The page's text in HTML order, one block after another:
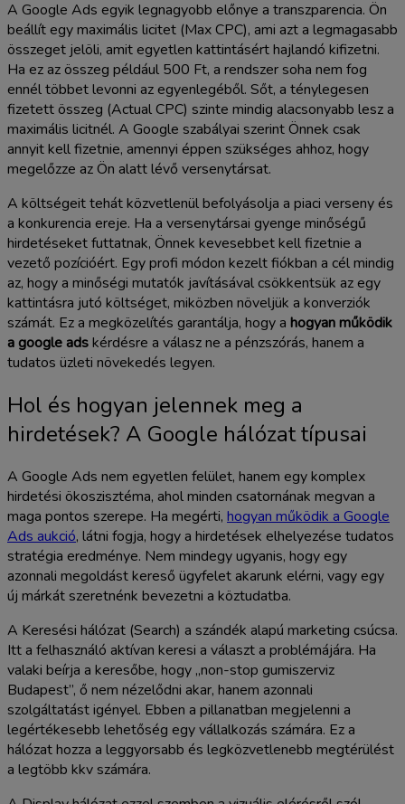
A Google Ads egyik legnagyobb előnye a transzparencia. Ön
beállít egy maximális licitet (Max CPC), ami azt a legmagasabb
összeget jelöli, amit egyetlen kattintásért hajlandó kifizetni.
Ha ez az összeg például 500 Ft, a rendszer soha nem fog
ennél többet levonni az egyenlegéből. Sőt, a ténylegesen
fizetett összeg (Actual CPC) szinte mindig alacsonyabb lesz a
maximális licitnél. A Google szabályai szerint Önnek csak
annyit kell fizetnie, amennyi éppen szükséges ahhoz, hogy
megelőzze az Ön alatt lévő versenytársat.
A költségeit tehát közvetlenül befolyásolja a piaci verseny és
a konkurencia ereje. Ha a versenytársai gyenge minőségű
hirdetéseket futtatnak, Önnek kevesebbet kell fizetnie a
vezető pozícióért. Egy profi módon kezelt fiókban a cél mindig
az, hogy a minőségi mutatók javításával csökkentsük az egy
kattintásra jutó költséget, miközben növeljük a konverziók
számát. Ez a megközelítés garantálja, hogy a hogyan működik
a google adskérdésre a válasz ne a pénzszórás, hanem a
tudatos üzleti növekedés legyen.
Hol és hogyan jelennek meg a
hirdetések? A Google hálózat típusai
A Google Ads nem egyetlen felület, hanem egy komplex
hirdetési ökoszisztéma, ahol minden csatornának megvan a
maga pontos szerepe. Ha megérti, hogyan működik a Google
Ads aukció, látni fogja, hogy a hirdetések elhelyezése tudatos
stratégia eredménye. Nem mindegy ugyanis, hogy egy
azonnali megoldást kereső ügyfelet akarunk elérni, vagy egy
új márkát szeretnénk bevezetni a köztudatba.
A Keresési hálózat (Search) a szándék alapú marketing csúcsa.
Itt a felhasználó aktívan keresi a választ a problémájára. Ha
valaki beírja a keresőbe, hogy „non-stop gumiszerviz
Budapest”, ő nem nézelődni akar, hanem azonnali
szolgáltatást igényel. Ebben a pillanatban megjelenni a
legértékesebb lehetőség egy vállalkozás számára. Ez a
hálózat hozza a leggyorsabb és legközvetlenebb megtérülést
a legtöbb kkv számára.